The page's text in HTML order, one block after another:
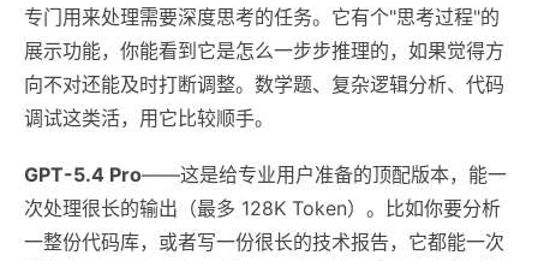
专门用来处理需要深度思考的任务。它有个"思考过程"的
展示功能，你能看到它是怎么一步步推理的，如果觉得方
向不对还能及时打断调整。数学题、复杂逻辑分析、代码
调试这类活，用它比较顺手。
GPT-5.4 Pro——这是给专业用户准备的顶配版本，能一
次处理很长的输出（最多 128K Token）。比如你要分析
一整份代码库，或者写一份很长的技术报告，它都能一次